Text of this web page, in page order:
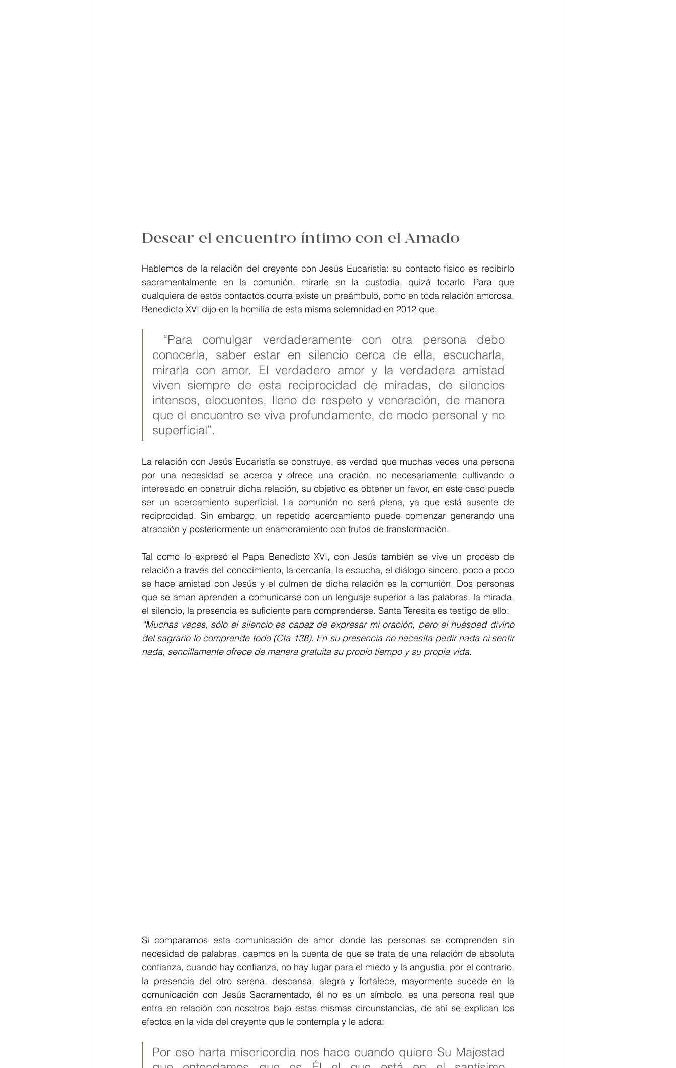
Desear el encuentro íntimo con el Amado
Hablemos de la relación del creyente con Jesús Eucaristía: su contacto físico es recibirlo
sacramentalmente en la comunión, mirarle en la custodia, quizá tocarlo. Para que
cualquiera de estos contactos ocurra existe un preámbulo, como en toda relación amorosa.
Benedicto XVI dijo en la homilía de esta misma solemnidad en 2012 que:
conocerla, saber estar en silencio cerca de ella, escucharla,
mirarla con amor. El verdadero amor y la verdadera amistad
viven siempre de esta reciprocidad de miradas, de silencios
intensos, elocuentes, lleno de respeto y veneración, de manera
que el encuentro se viva profundamente, de modo personal y no
superficial”.
La relación con Jesús Eucaristía se construye, es verdad que muchas veces una persona
por una necesidad se acerca y ofrece una oración, no necesariamente cultivando o
interesado en construir dicha relación, su objetivo es obtener un favor, en este caso puede
ser un acercamiento superficial. La comunión no será plena, ya que está ausente de
reciprocidad. Sin embargo, un repetido acercamiento puede comenzar generando una
atracción y posteriormente un enamoramiento con frutos de transformación.
Tal como lo expresó el Papa Benedicto XVI, con Jesús también se vive un proceso de
relación a través del conocimiento, la cercanía, la escucha, el diálogo sincero, poco a poco
se hace amistad con Jesús y el culmen de dicha relación es la comunión. Dos personas
que se aman aprenden a comunicarse con un lenguaje superior a las palabras, la mirada,
el silencio, la presencia es suficiente para comprenderse. Santa Teresita es testigo de ello:
“Muchas veces, sólo el silencio es capaz de expresar mi oración, pero el huésped divino
del sagrario lo comprende todo (Cta 138). En su presencia no necesita pedir nada ni sentir
nada, sencillamente ofrece de manera gratuita su propio tiempo y su propia vida.
Si comparamos esta comunicación de amor donde las personas se comprenden sin
necesidad de palabras, caemos en la cuenta de que se trata de una relación de absoluta
confianza, cuando hay confianza, no hay lugar para el miedo y la angustia, por el contrario,
la presencia del otro serena, descansa, alegra y fortalece, mayormente sucede en la
comunicación con Jesús Sacramentado, él no es un símbolo, es una persona real que
entra en relación con nosotros bajo estas mismas circunstancias, de ahí se explican los
efectos en la vida del creyente que le contempla y le adora:
Por eso harta misericordia nos hace cuando quiere Su Majestad